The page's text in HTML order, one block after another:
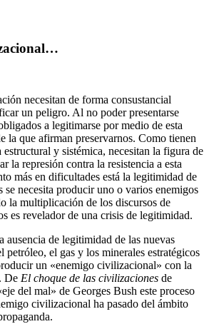
necesitan de forma consustancial
un peligro. Al no poder presentarse
a legitimarse por medio de esta
la que afirman preservarnos. Como tienen
y sistémica, necesitan la figura de
la represión contra la resistencia a esta
más en dificultades está la legitimidad de
se necesita producir uno o varios enemigos
la multiplicación de los discursos de
es revelador de una crisis de legitimidad.
ausencia de legitimidad de las nuevas
petróleo, el gas y los minerales estratégicos
un «enemigo civilizacional» con la
De El choque de las civilizaciones de
del mal» de Georges Bush este proceso
civilizacional ha pasado del ámbito